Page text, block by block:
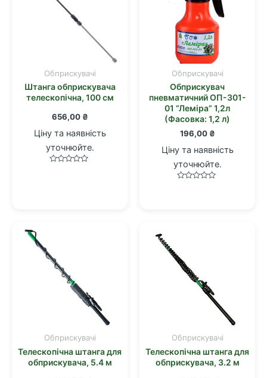
Обприскувачі
Штанга обприскувача
телескопічна, 100 см
656,00 ₴
Ціну та наявність
уточнюйте.
Обприскувачі
Обприскувач
пневматичний ОП-301-
01 “Лемiра” 1,2л
(Фасовка: 1,2 л)
196,00 ₴
Ціну та наявність
уточнюйте.
Обприскувачі
Телескопічна штанга для
обприскувача, 5.4 м
Обприскувачі
Телескопічна штанга для
обприскувача, 3.2 м